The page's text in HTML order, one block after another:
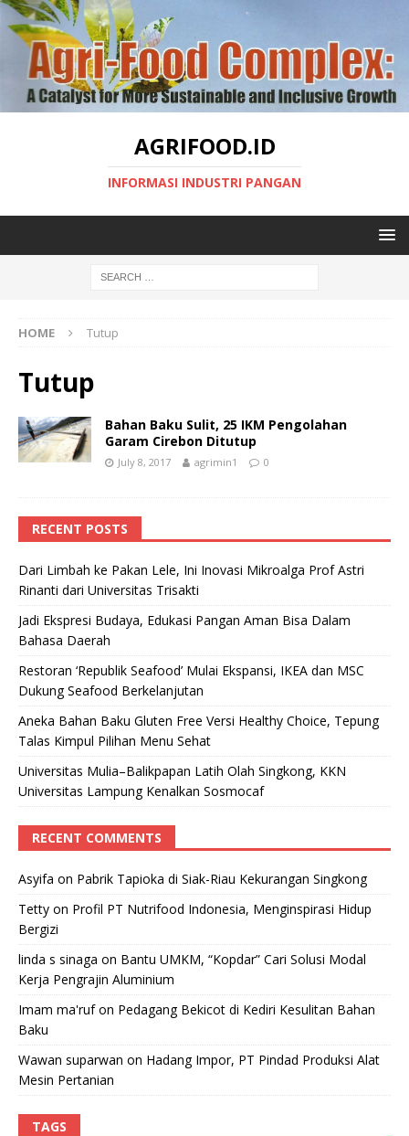
AGRIFOOD.ID
INFORMASI INDUSTRI PANGAN
HOME Tutup
Tutup
Bahan Baku Sulit, 25 IKM Pengolahan
Garam Cirebon Ditutup
July 8, 2017 agrimin1 0
RECENT POSTS
Dari Limbah ke Pakan Lele, Ini Inovasi Mikroalga Prof Astri
Rinanti dari Universitas Trisakti
Jadi Ekspresi Budaya, Edukasi Pangan Aman Bisa Dalam
Bahasa Daerah
Restoran ‘Republik Seafood’ Mulai Ekspansi, IKEA dan MSC
Dukung Seafood Berkelanjutan
Aneka Bahan Baku Gluten Free Versi Healthy Choice, Tepung
Talas Kimpul Pilihan Menu Sehat
Universitas Mulia–Balikpapan Latih Olah Singkong, KKN
Universitas Lampung Kenalkan Sosmocaf
RECENT COMMENTS
Asyifa on Pabrik Tapioka di Siak-Riau Kekurangan Singkong
Tetty on Profil PT Nutrifood Indonesia, Menginspirasi Hidup
Bergizi
linda s sinaga on Bantu UMKM, “Kopdar” Cari Solusi Modal
Kerja Pengrajin Aluminium
Imam ma'rufon Pedagang Bekicot di Kediri Kesulitan Bahan
Baku
Wawan suparwan on Hadang Impor, PT Pindad Produksi Alat
Mesin Pertanian
TAGS